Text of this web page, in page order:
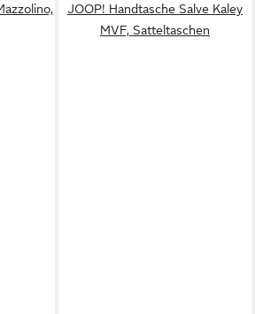
JOOP! Handtasche Salve Kaley
MVF, Satteltaschen